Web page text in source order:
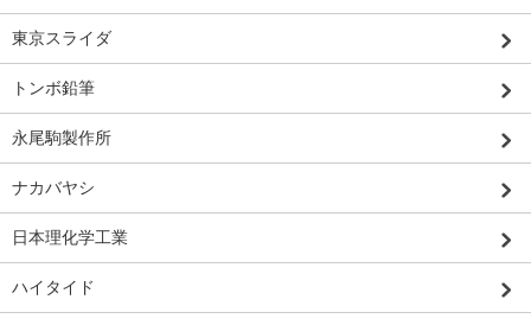
東京スライダ
トンボ鉛筆
永尾駒製作所
ナカバヤシ
日本理化学工業
ハイタイド